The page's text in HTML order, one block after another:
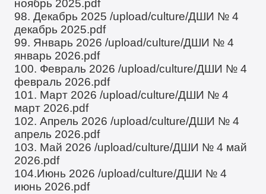
ноябрь 2025.pdf
98. Декабрь 2025/upload/culture/ДШИ № 4
декабрь 2025.pdf
99. Январь 2026/upload/culture/ДШИ № 4
январь 2026.pdf
100. Февраль 2026/upload/culture/ДШИ № 4
февраль 2026.pdf
101. Март 2026/upload/culture/ДШИ № 4
март 2026.pdf
102. Апрель 2026/upload/culture/ДШИ № 4
апрель 2026.pdf
103. Май 2026/upload/culture/ДШИ № 4 май
2026.pdf
104.Июнь 2026/upload/culture/ДШИ № 4
июнь 2026.pdf